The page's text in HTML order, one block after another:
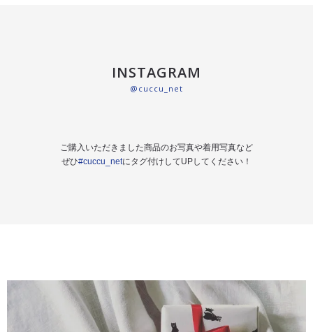
INSTAGRAM
@cuccu_net
ご購入いただきました商品のお写真や着用写真など
ぜひ#cuccu_netにタグ付けしてUPしてください！